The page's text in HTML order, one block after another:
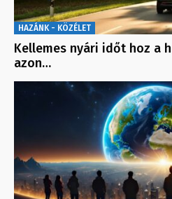
HAZÁNK - KÖZÉLET
Kellemes nyári időt hoz a
azon…